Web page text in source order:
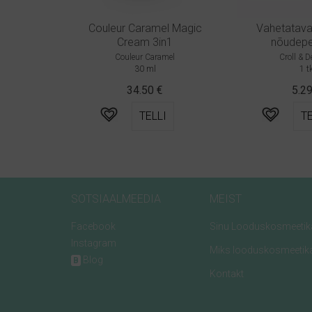
Couleur Caramel Magic
Cream 3in1
Couleur Caramel
30 ml
34.50 €
TELLI
Croll &
1 tk
5.29
SOTSIAALMEEDIA
Facebook
Instagram
B Blog
MEIST
Sinu
Miks
Kontakt